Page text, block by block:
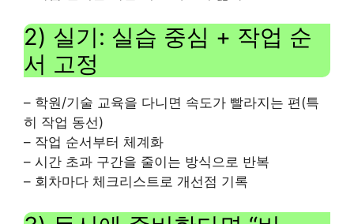
2) 실기: 실습 중심 + 작업 순
서 고정
– 학원/기술 교육을 다니면 속도가 빨라지는 편(특
히 작업 동선)
– 작업 순서부터 체계화
– 시간 초과 구간을 줄이는 방식으로 반복
– 회차마다 체크리스트로 개선점 기록